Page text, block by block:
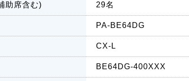
助席含む) 29名
PA-BE64DG
CX-L
BE64DG-400XXX